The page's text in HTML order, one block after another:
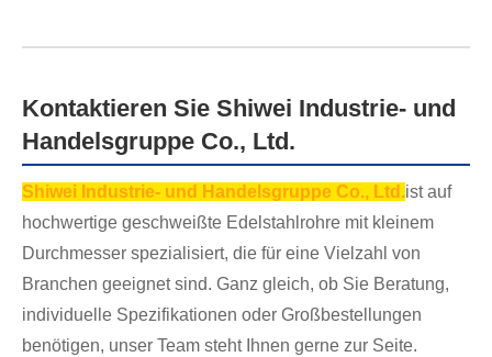
Kontaktieren Sie Shiwei Industrie- und
Handelsgruppe Co., Ltd.
Shiwei Industrie- und Handelsgruppe Co., Ltd.ist auf
hochwertige geschweißte Edelstahlrohre mit kleinem
Durchmesser spezialisiert, die für eine Vielzahl von
Branchen geeignet sind. Ganz gleich, ob Sie Beratung,
individuelle Spezifikationen oder Großbestellungen
benötigen, unser Team steht Ihnen gerne zur Seite.